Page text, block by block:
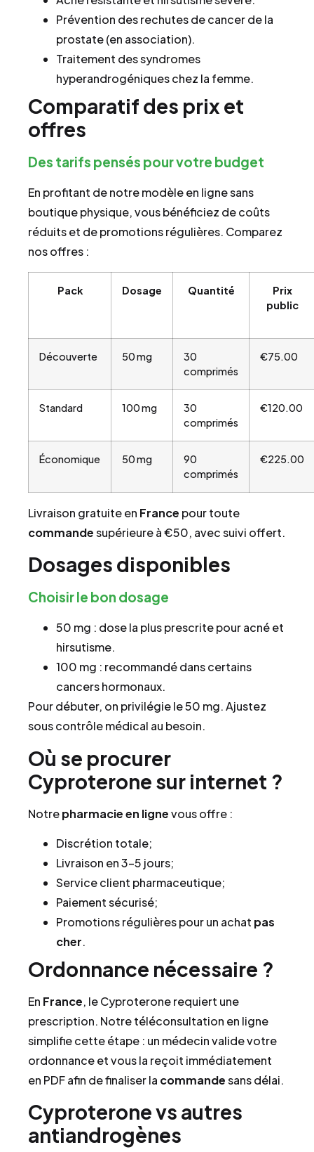
Prévention des rechutes de cancer de la
prostate (en association).
Traitement des syndromes
hyperandrogéniques chez la femme.
Comparatif des prix et
offres
Des tarifs pensés pour votre budget
En profitant de notre modèle en ligne sans
boutique physique, vous bénéficiez de coûts
réduits et de promotions régulières. Comparez
nos offres :
Pack Dosage Quantité
Prix
public
Découverte 50 mg
30
comprimés
€75.00
Standard 100 mg
30
comprimés
€120.00
Économique 50 mg
90
comprimés
€225.00
Livraison gratuite en France pour toute
commandesupérieure à €50, avec suivi offert.
Dosages disponibles
Choisir le bon dosage
50 mg : dose la plus prescrite pour acné et
hirsutisme.
100 mg : recommandé dans certains
cancers hormonaux.
Pour débuter, on privilégie le 50 mg. Ajustez
sous contrôle médical au besoin.
Où se procurer
Cyproterone sur internet ?
Notrepharmacie en lignevous offre :
Discrétion totale;
Livraison en 3–5 jours;
Service client pharmaceutique;
Paiement sécurisé;
Promotions régulières pour un achat pas
cher.
Ordonnance nécessaire ?
En France, le Cyproterone requiert une
prescription. Notre téléconsultation en ligne
simplifie cette étape : un médecin valide votre
ordonnance et vous la reçoit immédiatement
en PDF afin de finaliser la commandesans délai.
Cyproterone vs autres
antiandrogènes